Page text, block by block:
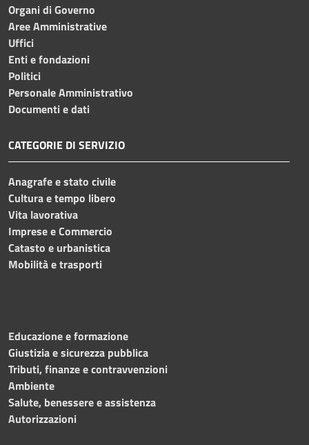
Organi di Governo
Aree Amministrative
Uffici
Enti e fondazioni
Politici
Personale Amministrativo
Documenti e dati
CATEGORIE DI SERVIZIO
Anagrafe e stato civile
Cultura e tempo libero
Vita lavorativa
Imprese e Commercio
Catasto e urbanistica
Mobilità e trasporti
Educazione e formazione
Giustizia e sicurezza pubblica
Tributi, finanze e contravvenzioni
Ambiente
Salute, benessere e assistenza
Autorizzazioni